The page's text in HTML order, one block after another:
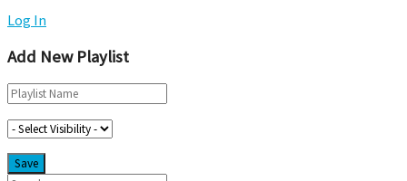
Log In
Add New Playlist